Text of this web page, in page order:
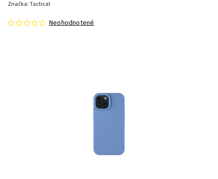
Neohodnotené
Značka:Tactical